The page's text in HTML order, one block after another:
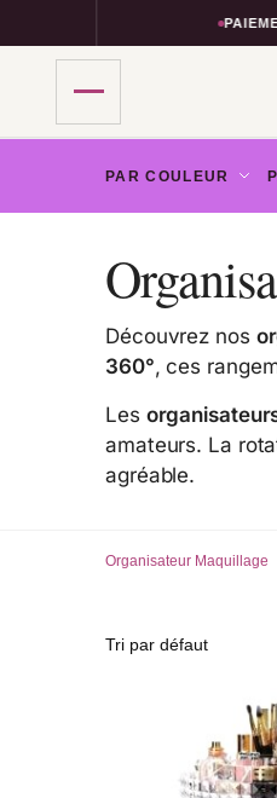
PAIEMENT
PAR COULEUR
Découvrez nos
360°, ces
Les
amateurs. La
agréable.
Organisateur Maquillage